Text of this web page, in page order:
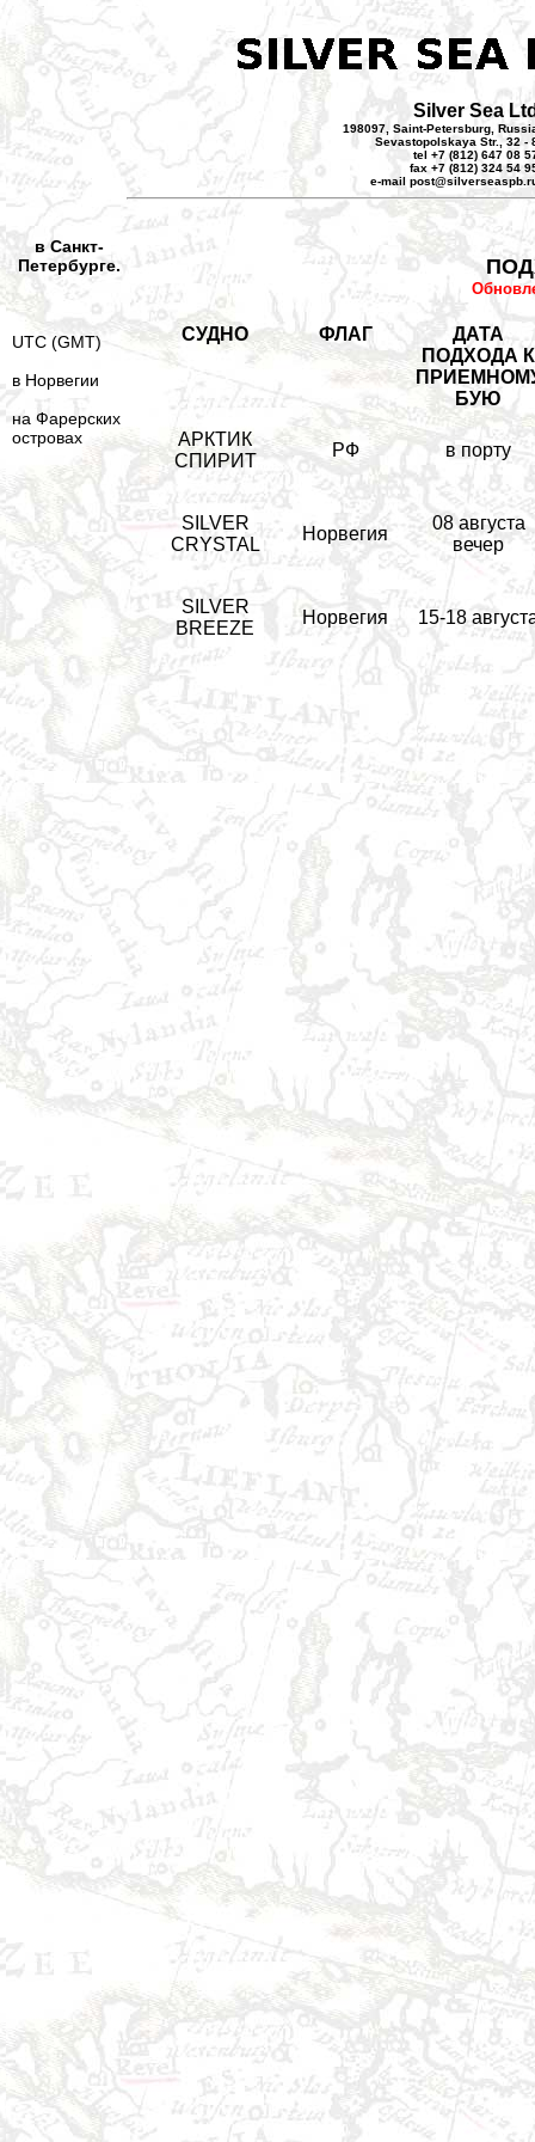
Silver Sea
198097, Saint-Petersburg,
Sevastopolskaya Str., 32 -
tel +7 (812) 647 08
fax +7 (812) 324 54
e-mail
в Санкт-
Петербурге.
UTC (GMT)
в Норвегии
на Фарерских
островах
СУДНО ФЛАГ
ДАТА
ПОДХОДА К
БУЮ
АРКТИК
СПИРИТ
РФ в порту
SILVER
CRYSTAL
Норвегия
08 августа
вечер
SILVER
BREEZE
Норвегия 15-18